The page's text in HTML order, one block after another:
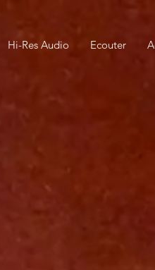
Hi-Res Audio Ecouter